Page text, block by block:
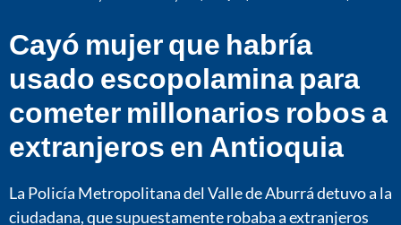
Cayó mujer que habría
usado escopolamina para
cometer millonarios robos a
extranjeros en Antioquia
La Policía Metropolitana del Valle de Aburrá detuvo a la
ciudadana, que supuestamente robaba a extranjeros